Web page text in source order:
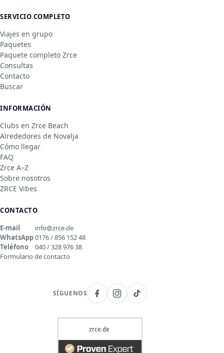
SERVICIO COMPLETO
Viajes en grupo
Paquetes
Paquete completo Zrce
Consultas
Contacto
Buscar
INFORMACIÓN
Clubs en Zrce Beach
Alrededores de Novalja
Cómo llegar
FAQ
Zrce A–Z
Sobre nosotros
ZRCE Vibes
CONTACTO
E-mail
info@zrce.de
WhatsApp0176 / 856 152 48
Teléfono
040 / 328 976 38
Formulario de contacto
SÍGUENOS